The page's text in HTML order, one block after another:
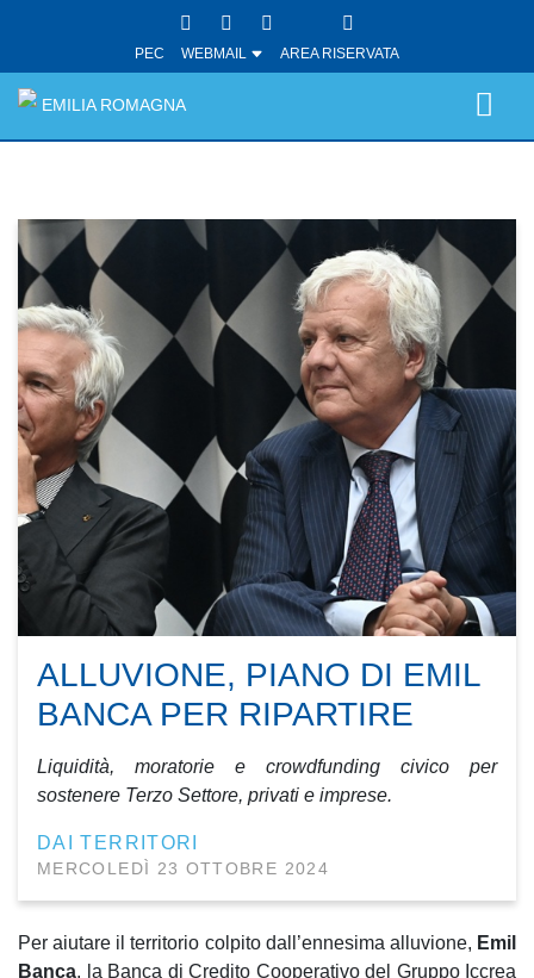
PEC WEBMAIL AREA RISERVATA
EMILIA ROMAGNA
ALLUVIONE, PIANO DI EMIL
BANCA PER RIPARTIRE
Liquidità, moratorie e crowdfunding civico per
sostenere Terzo Settore, privati e imprese.
DAI TERRITORI
MERCOLEDÌ 23 OTTOBRE 2024
Per aiutare il territorio colpito dall’ennesima alluvione, Emil
Banca, la Banca di Credito Cooperativo del Gruppo Iccrea